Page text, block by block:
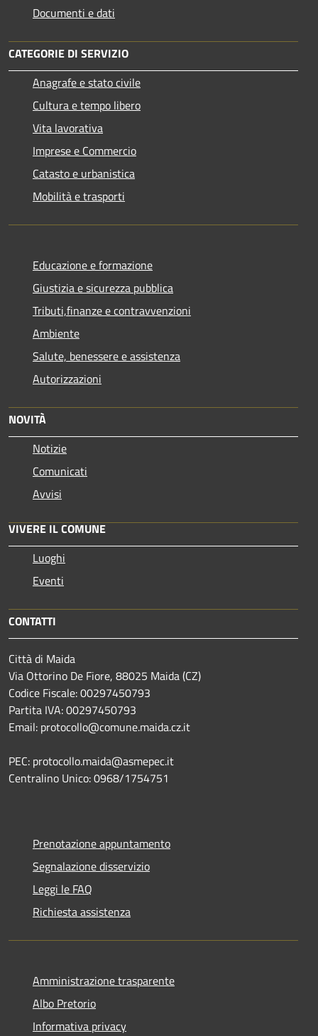
Documenti e dati
CATEGORIE DI SERVIZIO
Anagrafe e stato civile
Cultura e tempo libero
Vita lavorativa
Imprese e Commercio
Catasto e urbanistica
Mobilità e trasporti
Educazione e formazione
Giustizia e sicurezza pubblica
Tributi,finanze e contravvenzioni
Ambiente
Salute, benessere e assistenza
Autorizzazioni
NOVITÀ
Notizie
Comunicati
Avvisi
VIVERE IL COMUNE
Luoghi
Eventi
CONTATTI
Città di Maida
Via Ottorino De Fiore, 88025 Maida (CZ)
Codice Fiscale: 00297450793
Partita IVA: 00297450793
Email: protocollo@comune.maida.cz.it
PEC: protocollo.maida@asmepec.it
Centralino Unico: 0968/1754751
Prenotazione appuntamento
Segnalazione disservizio
Leggi le FAQ
Richiesta assistenza
Amministrazione trasparente
Albo Pretorio
Informativa privacy